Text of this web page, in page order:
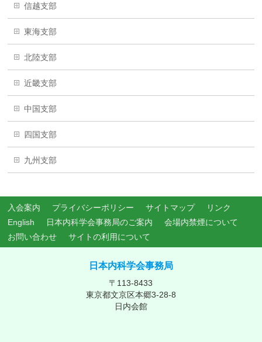
信越支部
東海支部
北陸支部
近畿支部
中国支部
四国支部
九州支部
入会案内 プライバシーポリシー サイトマップ
リンク
English
日本内科学会事務局のご案内
会場内禁煙について
お問い合わせ
サイトの利用について
日本内科学会事務局
〒113-8433
東京都文京区本郷3-28-8
日内会館